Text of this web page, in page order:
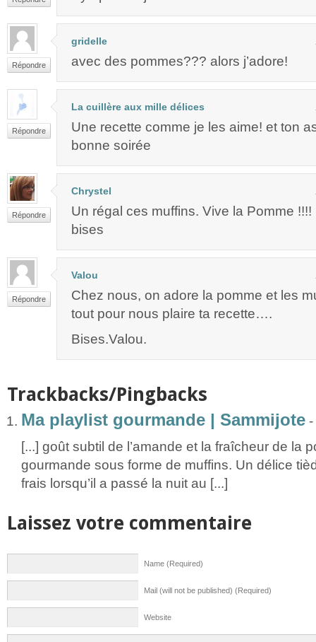
Répondre
gridelle
avec des pommes??? alors j’adore!
Répondre
La cuillère aux mille délices
Une recette comme je les aime! et ton
bonne soirée
Répondre
Chrystel
Un régal ces muffins. Vive la Pomme !!!!
bises
Répondre
Valou
Chez nous, on adore la pomme et les
tout pour nous plaire ta recette….
Bises.Valou.
Trackbacks/Pingbacks
Ma playlist gourmande | Sammijote -
[...] goût subtil de l’amande et la fraîcheur de la
gourmande sous forme de muffins. Un délice
frais lorsqu’il a passé la nuit au [...]
Laissez votre commentaire
Name (Required)
Mail (will not be published) (Required)
Website